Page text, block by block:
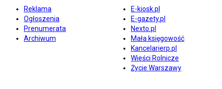
Reklama
Ogłoszenia
Prenumerata
Archiwum
E-kiosk.pl
E-gazety.pl
Nexto.pl
Mała księgowość
Kancelarierp.pl
Wieści Rolnicze
Życie Warszawy